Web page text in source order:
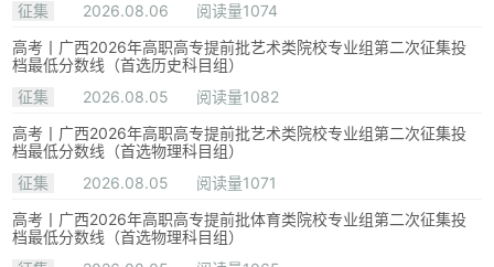
征集
2026.08.06
阅读量1074
高考丨广西2026年高职高专提前批艺术类院校专业组第二次征集投
档最低分数线（首选历史科目组）
征集
2026.08.05
阅读量1082
高考丨广西2026年高职高专提前批艺术类院校专业组第二次征集投
档最低分数线（首选物理科目组）
征集
2026.08.05
阅读量1071
高考丨广西2026年高职高专提前批体育类院校专业组第二次征集投
档最低分数线（首选物理科目组）